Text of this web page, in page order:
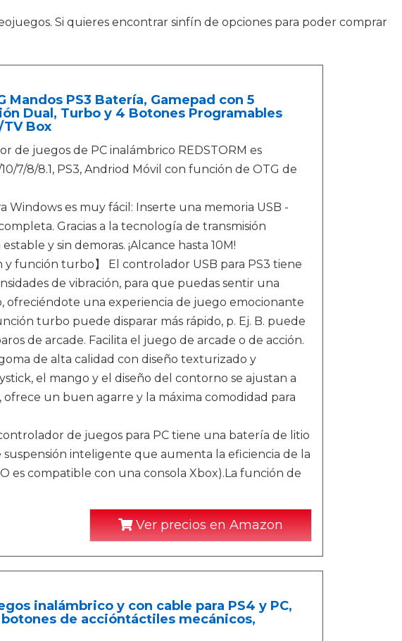
Si quieres encontrar sinfín de opciones para poder comprar
Mandos PS3 Batería, Gamepad con 5
Dual, Turbo y 4 Botones Programables
Box
de juegos de PC inalámbrico REDSTORM es
7/8/8.1, PS3, Andriod Móvil con función de OTG de
Windows es muy fácil: Inserte una memoria USB -
Gracias a la tecnología de transmisión
y sin demoras. ¡Alcance hasta 10M!
función turbo】 El controlador USB para PS3 tiene
de vibración, para que puedas sentir una
ofreciéndote una experiencia de juego emocionante
turbo puede disparar más rápido, p. Ej. B. puede
de arcade. Facilita el juego de arcade o de acción.
de alta calidad con diseño texturizado y
el mango y el diseño del contorno se ajustan a
un buen agarre y la máxima comodidad para
de juegos para PC tiene una batería de litio
inteligente que aumenta la eficiencia de la
es compatible con una consola Xbox).La función de
Ver precios en Amazon
inalámbrico y con cable para PS4 y PC,
de accióntáctiles mecánicos,